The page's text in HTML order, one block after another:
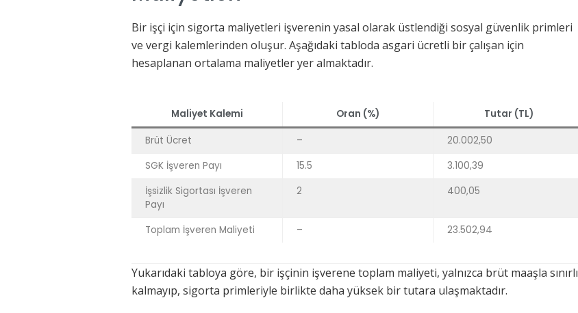
Bir işçi için sigorta maliyetleri işverenin yasal olarak üstlendiği sosyal güvenlik primleri
ve vergi kalemlerinden oluşur. Aşağıdaki tabloda asgari ücretli bir çalışan için
hesaplanan ortalama maliyetler yer almaktadır.
Maliyet Kalemi Oran (%) Tutar (TL)
Brüt Ücret –
20.002,50
SGK İşveren Payı
15.5
3.100,39
İşsizlik Sigortası İşveren
Payı
2 400,05
Toplam İşveren Maliyeti – 23.502,94
Yukarıdaki tabloya göre, bir işçinin işverene toplam maliyeti, yalnızca brüt maaşla sınırlı
kalmayıp, sigorta primleriyle birlikte daha yüksek bir tutara ulaşmaktadır.